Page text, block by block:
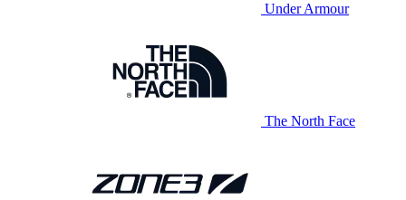
Under Armour
The North Face